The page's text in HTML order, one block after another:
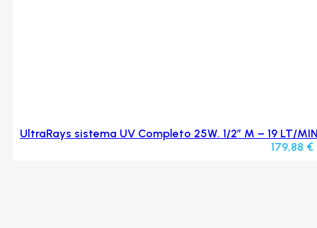
UltraRays sistema UV Completo 25W. 1/2″ M – 19 LT/
179,88 €